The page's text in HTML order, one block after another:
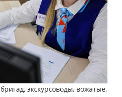
экскурсоводы, вожатые,